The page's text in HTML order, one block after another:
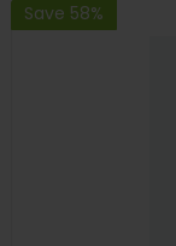
Save 58%